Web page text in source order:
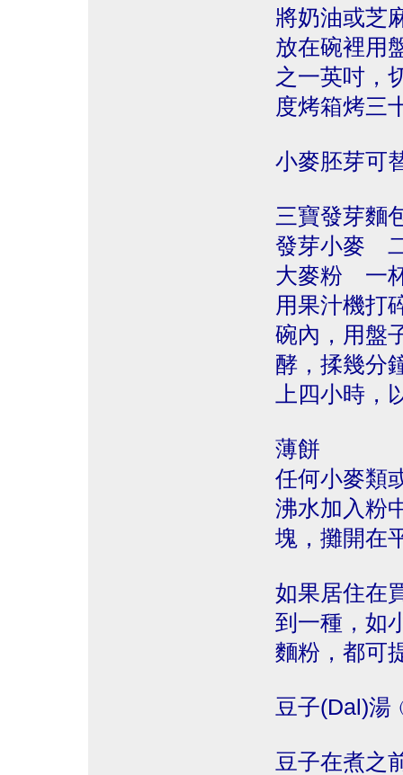
將奶油或芝
放在碗裡用
之一英吋，
度烤箱烤三
小麥胚芽可
三寶發芽麵
發芽小麥
大麥粉 一
用果汁機打
碗內，用盤
酵，揉幾分
上四小時，
薄餅
任何小麥類
沸水加入粉
塊，攤開在
如果居住在
到一種，如
麵粉，都可
豆子(Dal)湯
豆子在煮之